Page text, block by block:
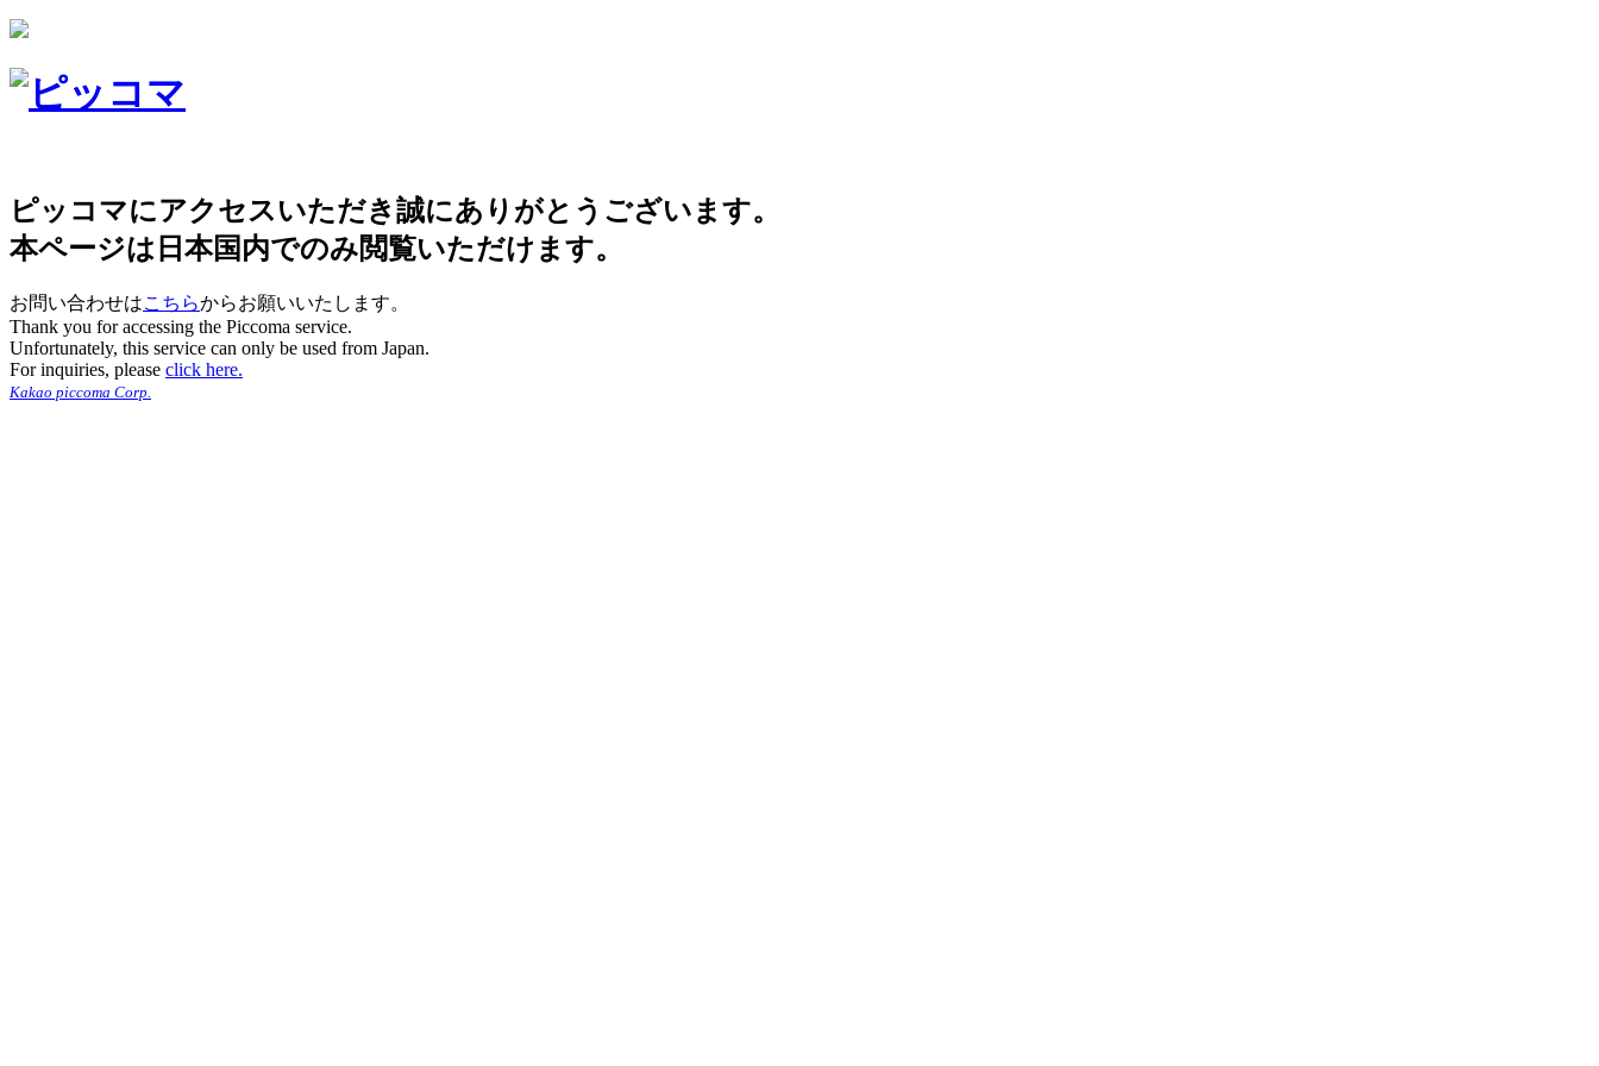
ピッコマにアクセスいただき誠にありがとうございます。
本ページは日本国内でのみ閲覧いただけます。
お問い合わせはこちらからお願いいたします。
Thank you for accessing the Piccoma service.
Unfortunately, this service can only be used from Japan.
For inquiries, please click here.
Kakao piccoma Corp.